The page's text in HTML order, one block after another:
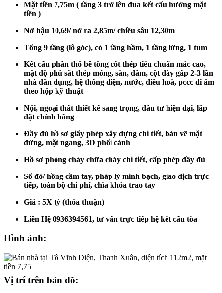
Mặt tiền 7,75m ( tầng 3 trở lên đua kết cấu hướng mặt
tiền )
Nở hậu 10,69/ nở ra 2,85m/ chiều sâu 12,30m
Tổng 9 tầng (lô góc), có 1 tầng hầm, 1 tầng lửng, 1 tum
Kết cấu phần thô bê tông cốt thép tiêu chuẩn mác cao,
mật độ phủ sắt thép móng, sàn, dầm, cột dày gấp 2-3 lần
nhà dân dụng, hệ thống điện, nước, điều hoà, pccc đi âm
theo hộp kỹ thuật
Nội, ngoại thất thiết kế sang trọng, đầu tư hiện đại, lắp
đặt chính hãng
Đầy đủ hồ sơ giấy phép xây dựng chi tiết, bản vẽ mặt
đứng, mặt ngang, 3D phối cảnh
Hồ sơ phòng cháy chữa cháy chi tiết, cấp phép đầy đủ
Sổ đỏ/ hồng cầm tay, pháp lý minh bạch, giao dịch trực
tiếp, toàn bộ chi phí, chìa khóa trao tay
Giá : 5X tỷ (thỏa thuận)
Liên Hệ 0936394561, tư vấn trực tiếp hệ kết cấu tòa
Hình ảnh:
Vị trí trên bản đồ: